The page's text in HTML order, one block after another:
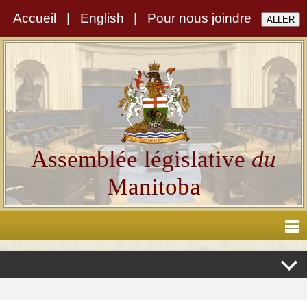
Accueil English Pour nous joindre
Assemblée législativedu
Manitoba